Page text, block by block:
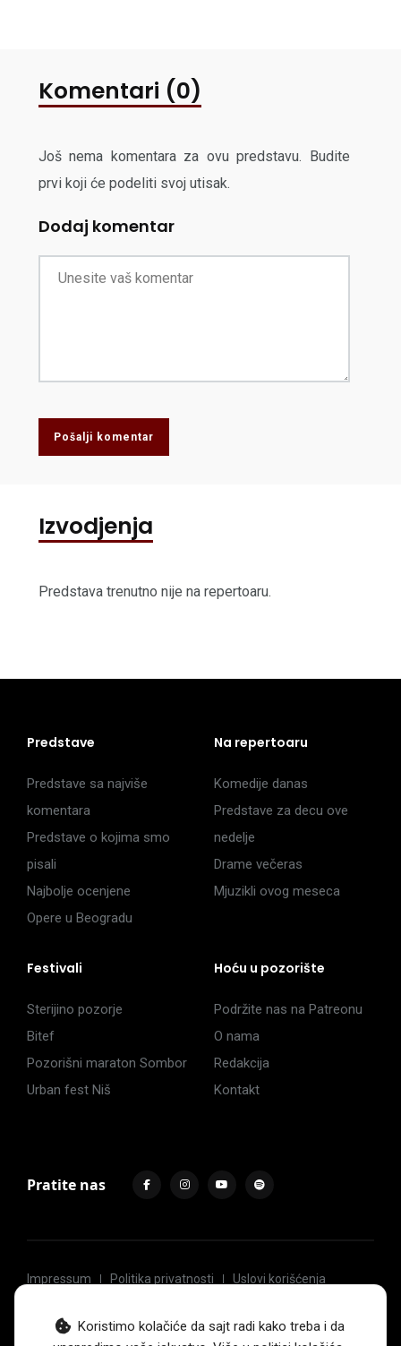
Komentari (0)
Još nema komentara za ovu predstavu. Budite
prvi koji će podeliti svoj utisak.
Dodaj komentar
Pošalji komentar
Izvodjenja
Predstava trenutno nije na repertoaru.
Koristimo kolačiće da sajt radi kako treba i da
Predstave
Predstave sa najviše
komentara
Predstave o kojima smo
pisali
Najbolje ocenjene
Opere u Beogradu
Na repertoaru
Komedije danas
Predstave za decu ove
nedelje
Drame večeras
Mjuzikli ovog meseca
Festivali
Sterijino pozorje
Bitef
Pozorišni maraton Sombor
Urban fest Niš
Hoću u pozorište
Podržite nas na Patreonu
O nama
Redakcija
Kontakt
Pratite nas
Impressum Politika privatnosti
Uslovi korišćenja